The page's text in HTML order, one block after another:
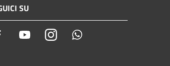
SU
Facebook YoutubeInstagram